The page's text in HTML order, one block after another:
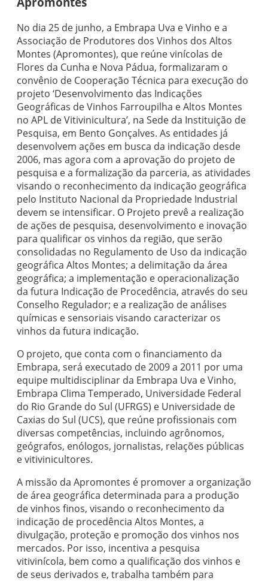
No dia 25 de junho, a Embrapa Uva e Vinho e a
Associação de Produtores dos Vinhos dos Altos
Montes (Apromontes), que reúne vinícolas de
Flores da Cunha e Nova Pádua, formalizaram o
convênio de Cooperação Técnica para execução do
projeto ‘Desenvolvimento das Indicações
Geográficas de Vinhos Farroupilha e Altos Montes
no APL de Vitivinicultura’, na Sede da Instituição de
Pesquisa, em Bento Gonçalves. As entidades já
desenvolvem ações em busca da indicação desde
2006, mas agora com a aprovação do projeto de
pesquisa e a formalização da parceria, as atividades
visando o reconhecimento da indicação geográfica
pelo Instituto Nacional da Propriedade Industrial
devem se intensificar. O Projeto prevê a realização
de ações de pesquisa, desenvolvimento e inovação
para qualificar os vinhos da região, que serão
consolidadas no Regulamento de Uso da indicação
geográfica Altos Montes; a delimitação da área
geográfica; a implementação e operacionalização
da futura Indicação de Procedência, através do seu
Conselho Regulador; e a realização de análises
químicas e sensoriais visando caracterizar os
vinhos da futura indicação.
O projeto, que conta com o financiamento da
Embrapa, será executado de 2009 a 2011 por uma
equipe multidisciplinar da Embrapa Uva e Vinho,
Embrapa Clima Temperado, Universidade Federal
do Rio Grande do Sul (UFRGS) e Universidade de
Caxias do Sul (UCS), que reúne profissionais com
diversas competências, incluindo agrônomos,
geógrafos, enólogos, jornalistas, relações públicas
e vitivinicultores.
A missão da Apromontes é promover a organização
de área geográfica determinada para a produção
de vinhos finos, visando o reconhecimento da
indicação de procedência Altos Montes, a
divulgação, proteção e promoção dos vinhos nos
mercados. Por isso, incentiva a pesquisa
vitivinícola, bem como a qualificação dos vinhos e
de seus derivados e, trabalha também para